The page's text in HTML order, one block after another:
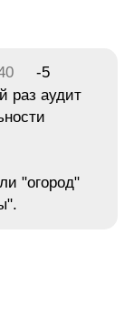
-5
раз аудит
"огород"